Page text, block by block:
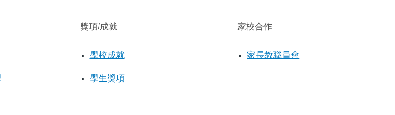
獎項/成就
學校成就
學生獎項
家校合作
家長教職員會